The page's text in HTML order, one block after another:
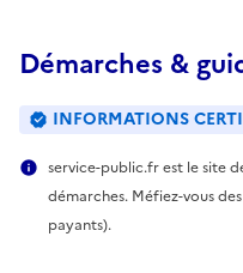
Démarches &
INFORMATIONS
service-public.fr est le site
démarches. Méfiez-vous
payants).